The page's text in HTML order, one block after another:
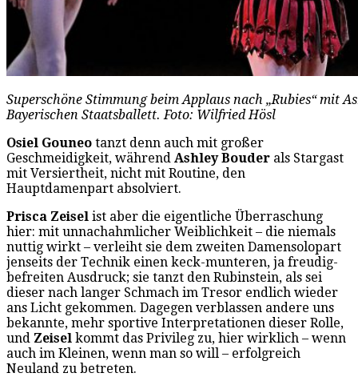
Superschöne Stimmung beim Applaus nach „Rubies“ mit
Bayerischen Staatsballett. Foto: Wilfried Hösl
Osiel Gouneo tanzt denn auch mit großer
Geschmeidigkeit, während Ashley Bouder als Stargast
mit Versiertheit, nicht mit Routine, den
Hauptdamenpart absolviert.
Prisca Zeisel ist aber die eigentliche Überraschung
hier: mit unnachahmlicher Weiblichkeit – die niemals
nuttig wirkt – verleiht sie dem zweiten Damensolopart
jenseits der Technik einen keck-munteren, ja freudig-
befreiten Ausdruck; sie tanzt den Rubinstein, als sei
dieser nach langer Schmach im Tresor endlich wieder
ans Licht gekommen. Dagegen verblassen andere uns
bekannte, mehr sportive Interpretationen dieser Rolle,
und Zeisel kommt das Privileg zu, hier wirklich – wenn
auch im Kleinen, wenn man so will – erfolgreich
Neuland zu betreten.